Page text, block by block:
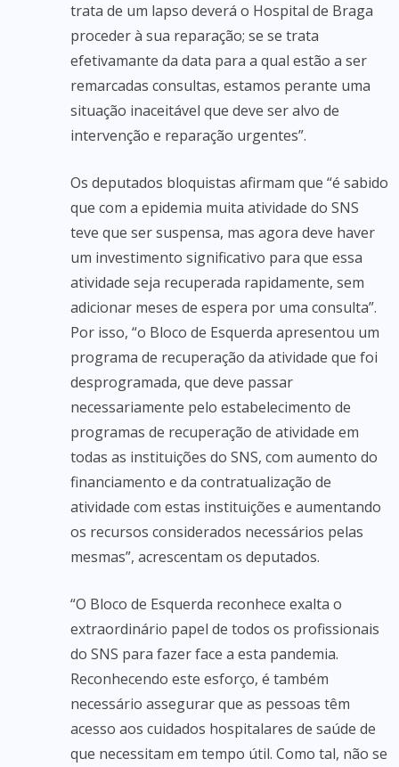
trata de um lapso deverá o Hospital de Braga
proceder à sua reparação; se se trata
efetivamante da data para a qual estão a ser
remarcadas consultas, estamos perante uma
situação inaceitável que deve ser alvo de
intervenção e reparação urgentes”.
Os deputados bloquistas afirmam que “é sabido
que com a epidemia muita atividade do SNS
teve que ser suspensa, mas agora deve haver
um investimento significativo para que essa
atividade seja recuperada rapidamente, sem
adicionar meses de espera por uma consulta”.
Por isso, “o Bloco de Esquerda apresentou um
programa de recuperação da atividade que foi
desprogramada, que deve passar
necessariamente pelo estabelecimento de
programas de recuperação de atividade em
todas as instituições do SNS, com aumento do
financiamento e da contratualização de
atividade com estas instituições e aumentando
os recursos considerados necessários pelas
mesmas”, acrescentam os deputados.
“O Bloco de Esquerda reconhece exalta o
extraordinário papel de todos os profissionais
do SNS para fazer face a esta pandemia.
Reconhecendo este esforço, é também
necessário assegurar que as pessoas têm
acesso aos cuidados hospitalares de saúde de
que necessitam em tempo útil. Como tal, não se